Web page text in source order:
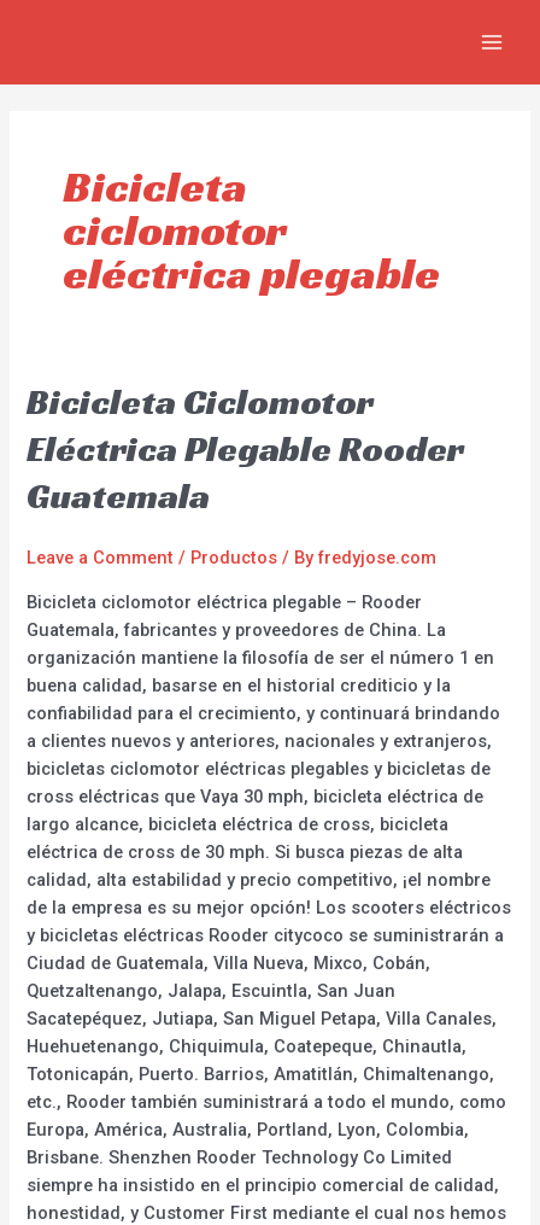
Bicicleta
ciclomotor
eléctrica plegable
Bicicleta Ciclomotor
Eléctrica Plegable Rooder
Guatemala
Leave a Comment / Productos / Byfredyjose.com
Bicicleta ciclomotor eléctrica plegable – Rooder
Guatemala, fabricantes y proveedores de China. La
organización mantiene la filosofía de ser el número 1 en
buena calidad, basarse en el historial crediticio y la
confiabilidad para el crecimiento, y continuará brindando
a clientes nuevos y anteriores, nacionales y extranjeros,
bicicletas ciclomotor eléctricas plegables y bicicletas de
cross eléctricas que Vaya 30 mph, bicicleta eléctrica de
largo alcance, bicicleta eléctrica de cross, bicicleta
eléctrica de cross de 30 mph. Si busca piezas de alta
calidad, alta estabilidad y precio competitivo, ¡el nombre
de la empresa es su mejor opción! Los scooters eléctricos
y bicicletas eléctricas Rooder citycoco se suministrarán a
Ciudad de Guatemala, Villa Nueva, Mixco, Cobán,
Quetzaltenango, Jalapa, Escuintla, San Juan
Sacatepéquez, Jutiapa, San Miguel Petapa, Villa Canales,
Huehuetenango, Chiquimula, Coatepeque, Chinautla,
Totonicapán, Puerto. Barrios, Amatitlán, Chimaltenango,
etc., Rooder también suministrará a todo el mundo, como
Europa, América, Australia, Portland, Lyon, Colombia,
Brisbane. Shenzhen Rooder Technology Co Limited
siempre ha insistido en el principio comercial de calidad,
honestidad, y Customer First mediante el cual nos hemos